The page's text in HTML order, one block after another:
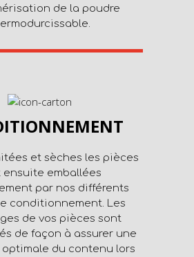
de la poudre
et sèches les pièces
ensuite emballées
par nos différents
conditionnement. Les
de vos pièces sont
de façon à assurer une
du contenu lors